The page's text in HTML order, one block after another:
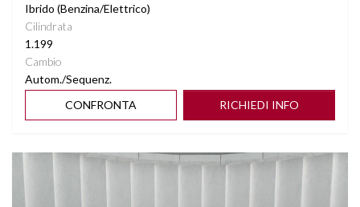
Ibrido (Benzina/Elettrico)
Cilindrata
1.199
Cambio
Autom./Sequenz.
CONFRONTA
RICHIEDI INFO
Vedi dettagli